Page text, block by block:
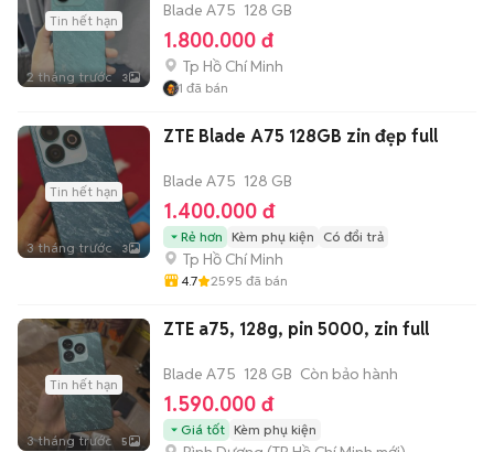
Tin hết hạn
2 tháng trước 3
Blade A75 128 GB
1.800.000 đ
Tp Hồ Chí Minh
1 đã bán
Tin hết hạn
3 tháng trước 3
ZTE Blade A75 128GB zin đẹp full
Blade A75 128 GB
1.400.000 đ
Rẻ hơn Kèm phụ kiện Có đổi trả
Tp Hồ Chí Minh
4.7 2595 đã bán
Tin hết hạn
3 tháng trước 5
ZTE a75, 128g, pin 5000, zin full
Blade A75 128 GB Còn bảo hành
1.590.000 đ
Giá tốt Kèm phụ kiện